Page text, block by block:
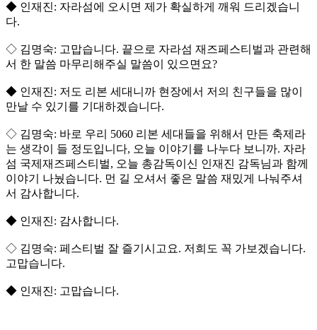
◆ 인재진: 자라섬에 오시면 제가 확실하게 깨워 드리겠습니
다.
◇ 김명숙: 고맙습니다. 끝으로 자라섬 재즈페스티벌과 관련해
서 한 말씀 마무리해주실 말씀이 있으면요?
◆ 인재진: 저도 리본 세대니까 현장에서 저의 친구들을 많이
만날 수 있기를 기대하겠습니다.
◇ 김명숙: 바로 우리 5060 리본 세대들을 위해서 만든 축제라
는 생각이 들 정도입니다, 오늘 이야기를 나누다 보니까. 자라
섬 국제재즈페스티벌, 오늘 총감독이신 인재진 감독님과 함께
이야기 나눴습니다. 먼 길 오셔서 좋은 말씀 재밌게 나눠주셔
서 감사합니다.
◆ 인재진: 감사합니다.
◇ 김명숙: 페스티벌 잘 즐기시고요. 저희도 꼭 가보겠습니다.
고맙습니다.
◆ 인재진: 고맙습니다.